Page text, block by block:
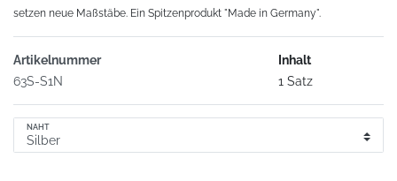
setzen neue Maßstäbe. Ein Spitzenprodukt "Made in Germany".
Artikelnummer
63S-S1N
Inhalt
1 Satz
NAHT